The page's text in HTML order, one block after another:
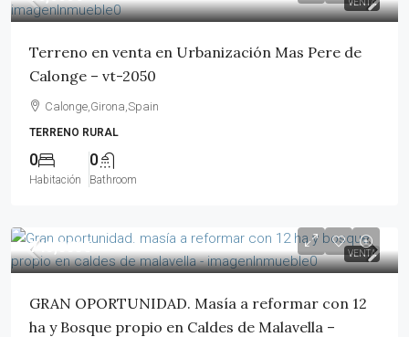
VENTA
Terreno en venta en Urbanización Mas Pere de
Calonge – vt-2050
Calonge,Girona,Spain
TERRENO RURAL
0
Habitación
0
Bathroom
VENTA
743,000€
GRAN OPORTUNIDAD. Masía a reformar con 12
ha y Bosque propio en Caldes de Malavella –